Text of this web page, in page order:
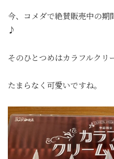
今、コメダで絶賛販売中の期
♪
そのひとつめはカラフルクリ
たまらなく可愛いですね。